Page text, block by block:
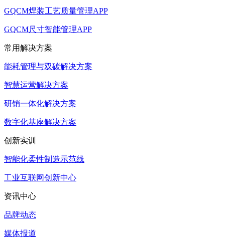
GQCM焊装工艺质量管理APP
GQCM尺寸智能管理APP
常用解决方案
能耗管理与双碳解决方案
智慧运营解决方案
研销一体化解决方案
数字化基座解决方案
创新实训
智能化柔性制造示范线
工业互联网创新中心
资讯中心
品牌动态
媒体报道